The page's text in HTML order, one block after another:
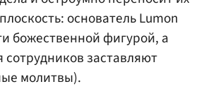
основатель Lumon
божественной фигурой, а
заставляют
молитвы).